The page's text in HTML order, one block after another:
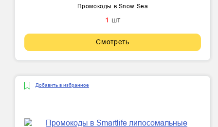
Промокоды в Snow Sea
1 шт
Смотреть
Добавить в избранное